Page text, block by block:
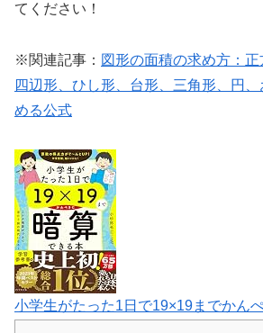
てください！
※関連記事： 図形の面積の求め方：
四辺形、ひし形、台形、三角形、円
める公式
小学生がたった1日で19×19までかん